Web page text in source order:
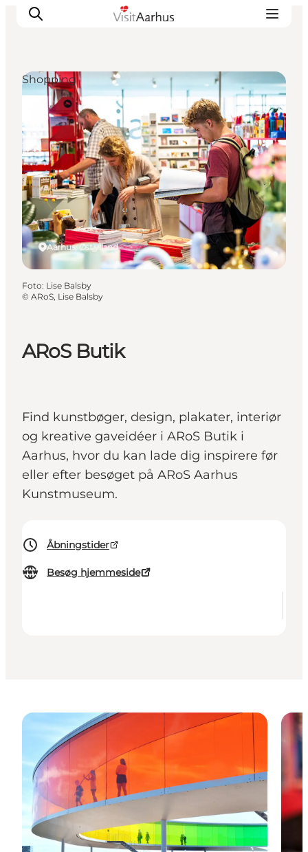
Oplevelser
Kalender
Byer og steder
Planlæg ferien
Transport
ARoS Butik
Find kunstbøger, design, plakater, interiør
og kreative gaveidéer i ARoS Butik i
Aarhus, hvor du kan lade dig inspirere før
eller efter besøget på ARoS Aarhus
Kunstmuseum.
Åbningstider
Besøg hjemmeside
Aarhus, Østjylland
Shopping
Foto: Lise Balsby
© ARoS, Lise Balsby